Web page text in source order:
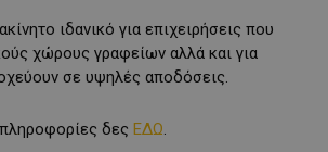
ιδανικό για επιχειρήσεις που
χώρους γραφείων αλλά και για
σε υψηλές αποδόσεις.
δες ΕΔΩ.